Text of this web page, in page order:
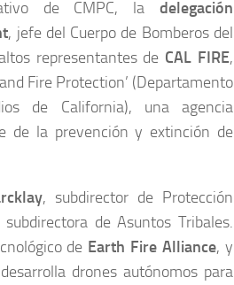
de CMPC, ladelegación
, jefe del Cuerpo de Bomberos del
representantes de CAL FIRE,
Fire Protection’ (Departamento
de California), una agencia
de la prevención y extinción de
, subdirector de Protección
subdirectora de Asuntos Tribales.
de Earth Fire Alliance, y
drones autónomos para